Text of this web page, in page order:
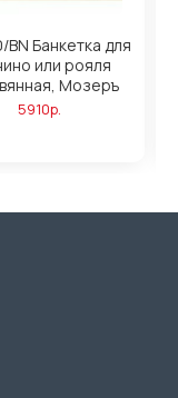
BN Банкетка для
или рояля
Мозеръ
5910р.